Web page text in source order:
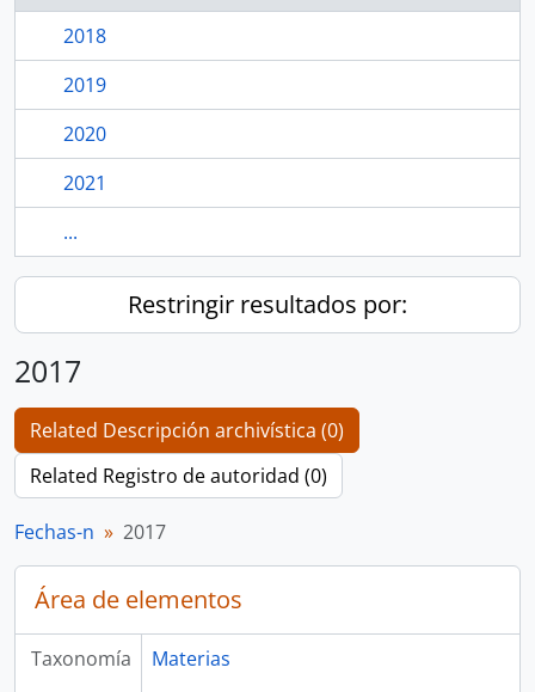
2018
2019
2020
2021
...
Restringir resultados por:
2017
Related Descripción archivística (0)
Related Registro de autoridad (0)
Fechas-n 2017
Área de elementos
Taxonomía
Materias